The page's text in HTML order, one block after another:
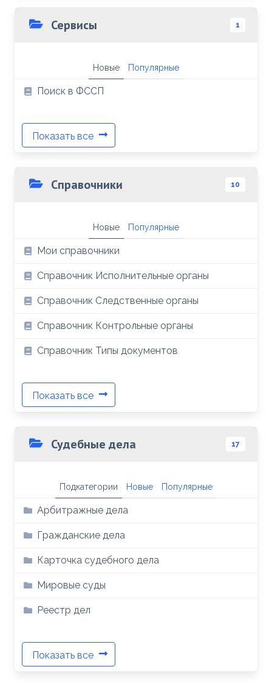
Сервисы 1
Новые Популярные
Поиск в ФССП
Показать все
Справочники 10
Новые Популярные
Мои справочники
Справочник Исполнительные органы
Справочник Следственные органы
Справочник Контрольные органы
Справочник Типы документов
Показать все
Судебные дела 17
Подкатегории Новые Популярные
Арбитражные дела
Гражданские дела
Карточка судебного дела
Мировые суды
Реестр дел
Показать все